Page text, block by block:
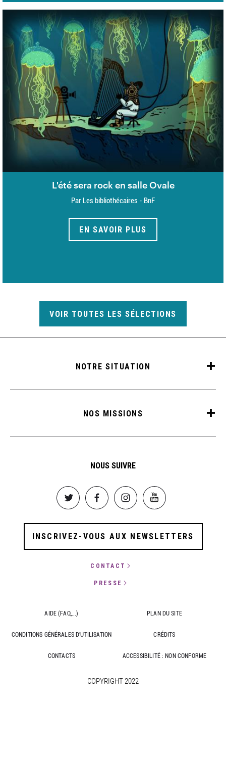
L'été sera rock en salle Ovale
Par Les bibliothécaires - BnF
EN SAVOIR PLUS
VOIR TOUTES LES SÉLECTIONS
NOTRE SITUATION
NOS MISSIONS
NOUS SUIVRE
Image Image Image Image
INSCRIVEZ-VOUS AUX NEWSLETTERS
CONTACT
PRESSE
AIDE (FAQ,...) PLAN DU SITE
CONDITIONS GÉNÉRALES D'UTILISATION CRÉDITS
CONTACTS ACCESSIBILITÉ : NON CONFORME
COPYRIGHT 2022